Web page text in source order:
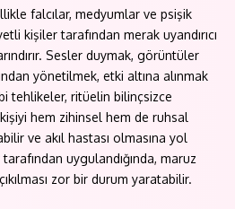
falcılar, medyumlar ve psişik
kişiler tarafından merak uyandırıcı
Sesler duymak, görüntüler
yönetilmek, etki altına alınmak
tehlikeler, ritüelin bilinçsizce
hem zihinsel hem de ruhsal
ve akıl hastası olmasına yol
uygulandığında, maruz
zor bir durum yaratabilir.